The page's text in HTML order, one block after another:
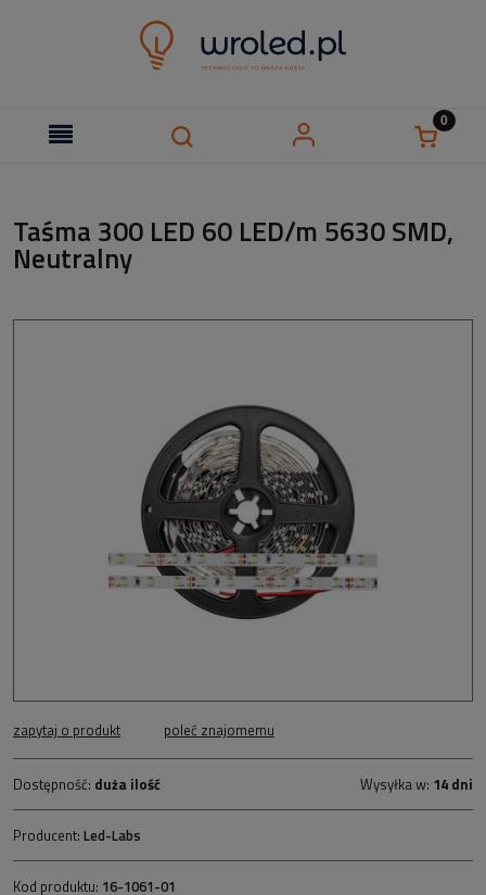
Taśma 300 LED 60 LED/m 5630 SMD,
Neutralny
zapytaj o produkt poleć znajomemu
Dostępność: duża ilość Wysyłka w: 14 dni
Producent: Led-Labs
Kod produktu: 16-1061-01